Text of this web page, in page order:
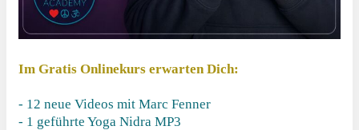
Im Gratis Onlinekurs erwarten Dich:
- 12 neue Videos mit Marc Fenner
- 1 geführte Yoga Nidra MP3